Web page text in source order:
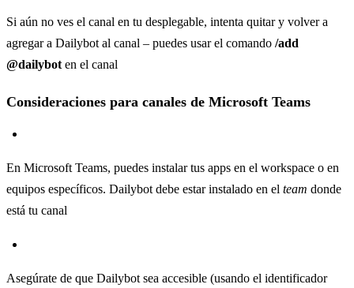
Si aún no ves el canal en tu desplegable, intenta quitar y volver a
agregar a Dailybot al canal – puedes usar el comando /add
@dailybot en el canal
Consideraciones para canales de Microsoft Teams
En Microsoft Teams, puedes instalar tus apps en el workspace o en
equipos específicos. Dailybot debe estar instalado en el team donde
está tu canal
Asegúrate de que Dailybot sea accesible (usando el identificador